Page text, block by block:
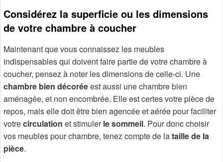
Considérez la superficie ou les dimensions
de votre chambre à coucher
Maintenant que vous connaissez les meubles
indispensables qui doivent faire partie de votre chambre à
coucher, pensez à noter les dimensions de celle-ci. Une
chambre bien décoréeest aussi une chambre bien
aménagée, et non encombrée. Elle est certes votre pièce de
repos, mais elle doit être bien agencée et aérée pour faciliter
votrecirculation et stimulerle sommeil. Pour donc choisir
vos meubles pour chambre, tenez compte de lataille de la
pièce.